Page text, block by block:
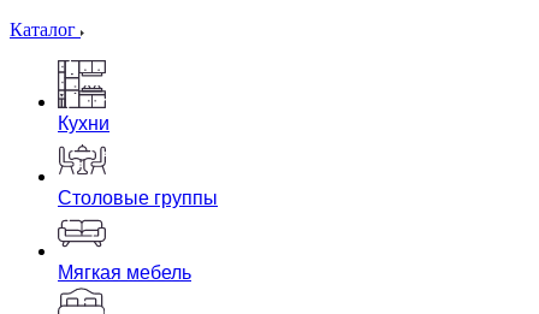
Каталог
Кухни
Столовые группы
Мягкая мебель